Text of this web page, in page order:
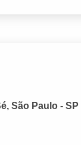
São Paulo - SP